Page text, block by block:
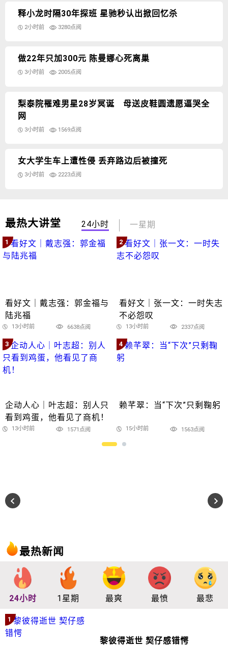
释小龙时隔30年探班 星驰秒认出掀回忆杀
2小时前 3280点阅
做22年只加300元 陈曼娜心死离巢
3小时前 2005点阅
梨泰院罹难男星28岁冥诞 母送皮鞋圆遗愿逼哭全
网
3小时前 1569点阅
女大学生车上遭性侵 丢弃路边后被撞死
3小时前 2223点阅
最热大讲堂 24小时 一星期
1
看好文｜戴志强：郭金福与
陆兆福
13小时前 6638点阅
2
看好文｜张一文：一时失志
不必怨叹
13小时前 2337点阅
3
企动人心｜叶志超：别人只
看到鸡蛋，他看见了商机！
13小时前 1571点阅
4
赖芊翠：当“下次”只剩鞠躬
15小时前 1563点阅
最热新闻
24小时 1星期 最爽 最愤 最悲
1
黎彼得逝世 契仔感错愕